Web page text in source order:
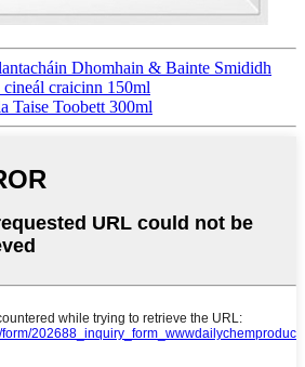
Dhomhain & Bainte Smididh
craicinn 150ml
Taise Toobett 300ml